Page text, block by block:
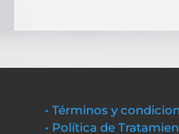
• Términos y
• Política de